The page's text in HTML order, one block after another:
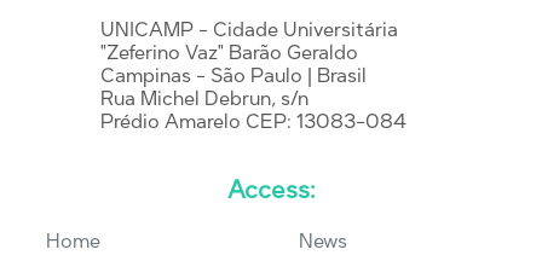
UNICAMP - Cidade Universitária
"Zeferino Vaz" Barão Geraldo
Campinas - São Paulo | Brasil
Rua Michel Debrun, s/n
Prédio Amarelo CEP: 13083-084
Access:
Home News